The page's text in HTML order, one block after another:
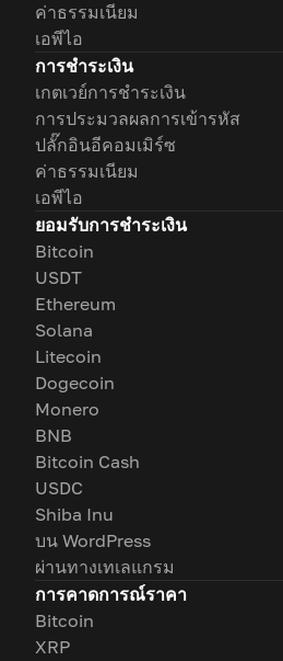
ค่าธรรมเนียม
เอพีไอ
การชำระเงิน
เกตเวย์การชำระเงิน
การประมวลผลการเข้ารหัส
ปลั๊กอินอีคอมเมิร์ซ
ค่าธรรมเนียม
เอพีไอ
ยอมรับการชำระเงิน
Bitcoin
USDT
Ethereum
Solana
Litecoin
Dogecoin
Monero
BNB
Bitcoin Cash
USDC
Shiba Inu
บน WordPress
ผ่านทางเทเลแกรม
การคาดการณ์ราคา
Bitcoin
XRP